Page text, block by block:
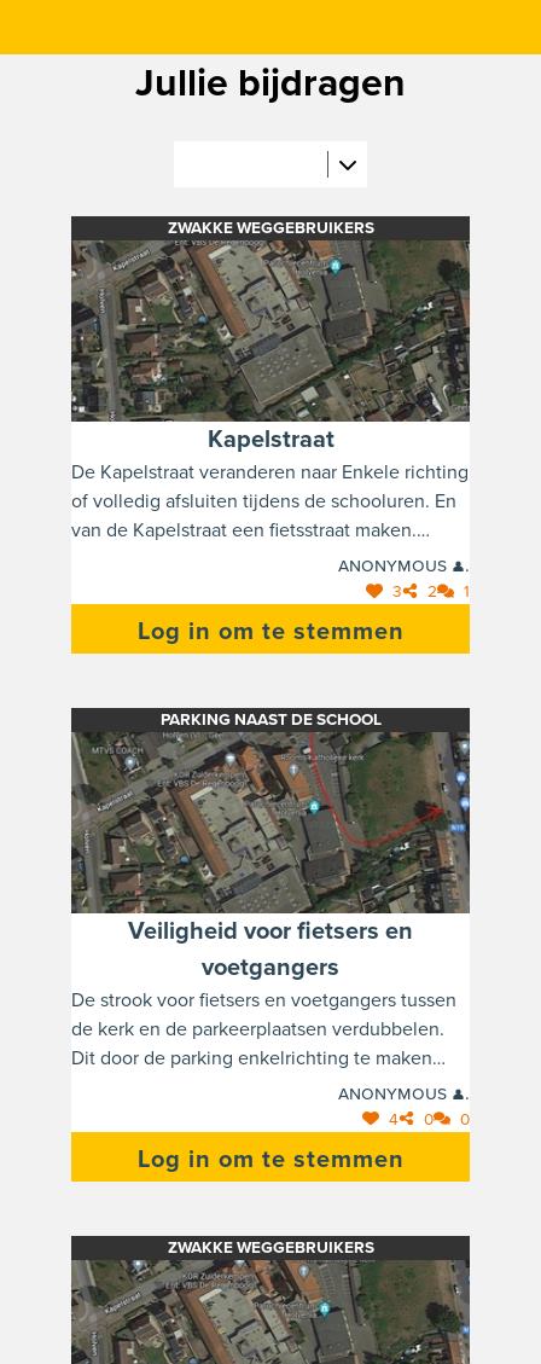
Jullie bijdragen
ZWAKKE WEGGEBRUIKERS
Kapelstraat
De Kapelstraat veranderen naar Enkele richting
of volledig afsluiten tijdens de schooluren. En
van de Kapelstraat een fietsstraat maken.
Daardoor kunnen en mogen fietsers op de
baan rijden wanneer de school uit is. Wel extra
parkeerstroken voorzien tov het kruispunt
Kapelstraat - Holven. Automobilisten
Anonymous 👤.
3 2 1
Log in om te stemmen
PARKING NAAST DE SCHOOL
Veiligheid voor fietsers en
voetgangers
De strook voor fietsers en voetgangers tussen
de kerk en de parkeerplaatsen verdubbelen.
Dit door de parking enkelrichting te maken
voor gemotoriseerd verkeer (rode pij). Daarvoor
moet er wel een verharde strook worden
aangelegd op het braakliggend terrein.
Anonymous 👤.
4 0 0
Log in om te stemmen
ZWAKKE WEGGEBRUIKERS